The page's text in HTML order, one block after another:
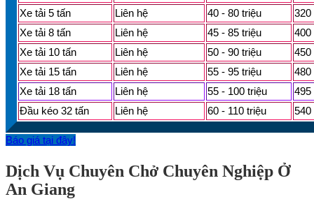
Xe tải 5 tấn
Liên hệ 40 - 80 triệu
320
Xe tải 8 tấn
Liên hệ 45 - 85 triệu
400
Xe tải 10 tấn
Liên hệ 50 - 90 triệu
450
Xe tải 15 tấn
Liên hệ 55 - 95 triệu
480
Xe tải 18 tấn
Liên hệ 55 - 100 triệu
495
Đầu kéo 32 tấn
Liên hệ 60 - 110 triệu 540
Báo giá tại đây!
Dịch Vụ Chuyên Chở Chuyên Nghiệp Ở
An Giang